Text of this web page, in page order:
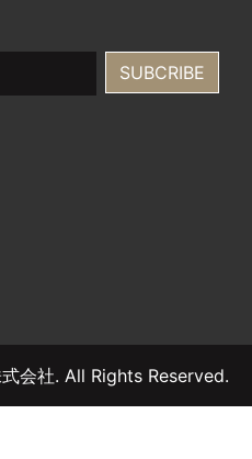
SUBCRIBE
会社. All Rights Reserved.